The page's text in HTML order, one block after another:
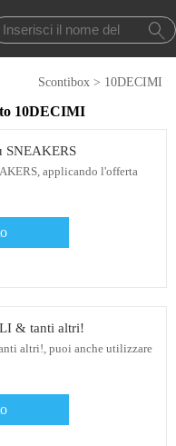
Scontibox > 10DECIMI
10DECIMI
SNEAKERS
applicando l'offerta
& tanti altri!
altri!, puoi anche utilizzare